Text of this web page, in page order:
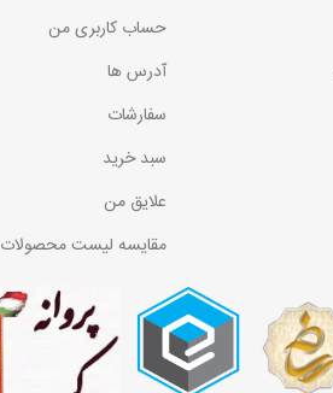
حساب کاربری من
آدرس ها
سفارشات
سبد خرید
علایق من
مقایسه لیست محصولات